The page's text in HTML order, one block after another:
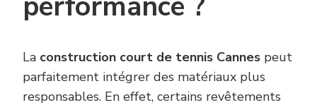
La construction court de tennis Cannes peut
parfaitement intégrer des matériaux plus
responsables. En effet, certains revêtements